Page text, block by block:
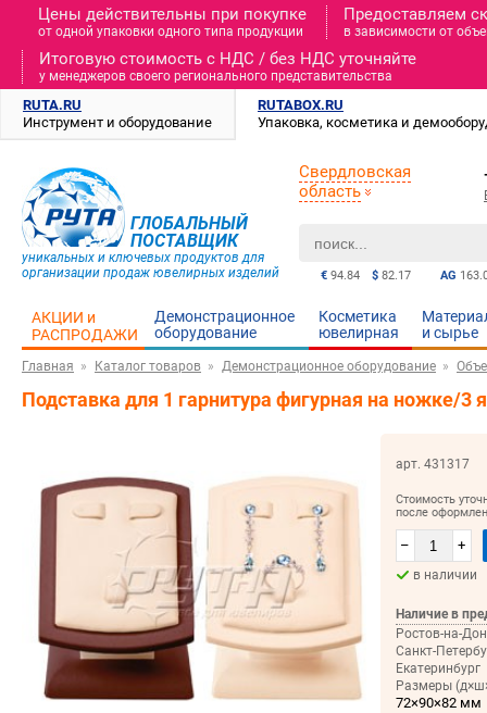
Цены действительны при покупке
от одной упаковки одного типа продукции
Предоставляем
в зависимости от
Итоговую стоимость c НДС / без НДС уточняйте
у менеджеров своего регионального представительства
RUTA.RU
Инструмент и оборудование
RUTABOX.RU
Упаковка, косметика и
ГЛОБАЛЬНЫЙ
ПОСТАВЩИК
уникальных и ключевых продуктов для
организации продаж ювелирных изделий
AG
€ 94.84 $ 82.17
Свердловская
область
АКЦИИ и
РАСПРОДАЖИ
Демонстрационное
оборудование
Косметика
ювелирная
и cырье
Главная Каталог товаров Демонстрационное оборудование
Подставка для 1 гарнитура фигурная на ножке/
арт. 431317
Стоимость
после
– +
в наличии
Наличие в
Ростов-на-
Санкт-
Екатеринбург
Размеры
72×90×82 мм